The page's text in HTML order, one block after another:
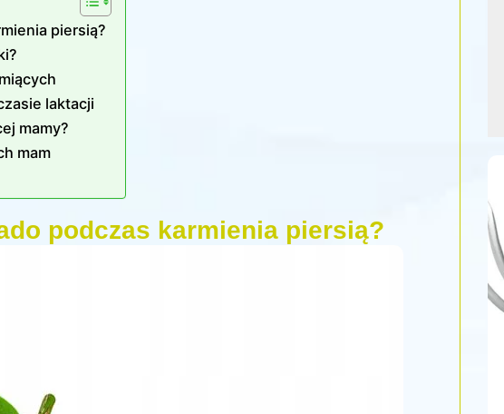
piersią?
laktacji
mamy?
mam
podczas karmienia piersią?